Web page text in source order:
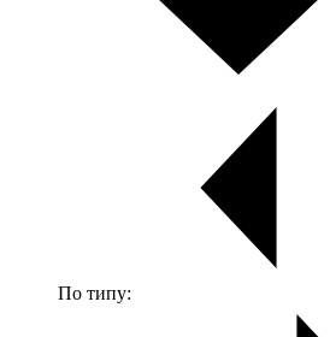
По типу: